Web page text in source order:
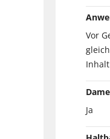
Vor
Ja